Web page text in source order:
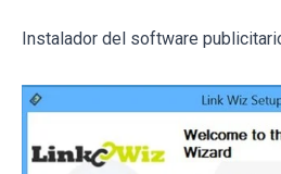
Instalador del software